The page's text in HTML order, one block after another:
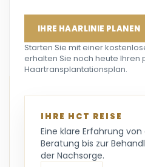
IHRE HAARLINIE PLANEN
Starten Sie mit einer
erhalten Sie noch heute Ihren
Haartransplantationsplan.
IHRE HCT REISE
Eine klare Erfahrung
Beratung bis zur
der Nachsorge.